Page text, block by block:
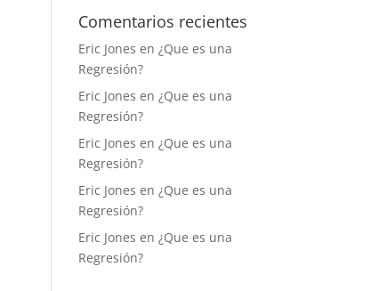
Comentarios recientes
Eric Jones en¿Que es una
Regresión?
Eric Jones en¿Que es una
Regresión?
Eric Jones en¿Que es una
Regresión?
Eric Jones en¿Que es una
Regresión?
Eric Jones en¿Que es una
Regresión?